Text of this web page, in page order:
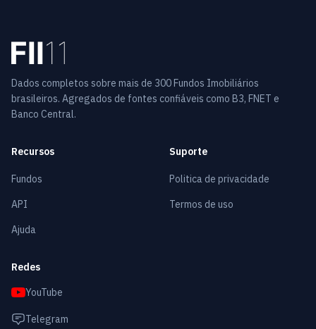
Dados completos sobre mais de 300 Fundos Imobiliários
brasileiros. Agregados de fontes confiáveis como B3, FNET e
Banco Central.
Recursos
Fundos
API
Ajuda
Suporte
Politica de privacidade
Termos de uso
Redes
YouTube
Telegram